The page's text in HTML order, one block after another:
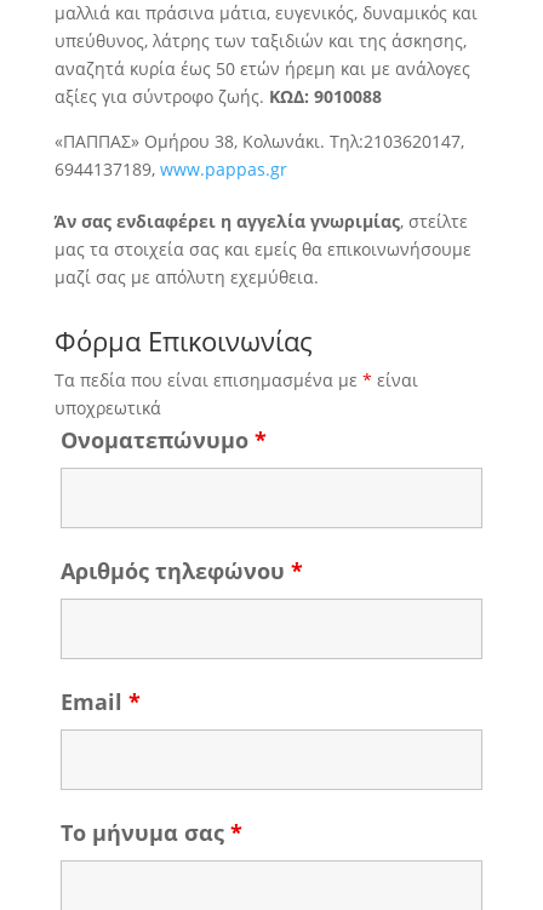
μαλλιά και πράσινα μάτια, ευγενικός, δυναμικός και
υπεύθυνος, λάτρης των ταξιδιών και της άσκησης,
αναζητά κυρία έως 50 ετών ήρεμη και με ανάλογες
αξίες για σύντροφο ζωής. ΚΩΔ: 9010088
«ΠΑΠΠΑΣ» Ομήρου 38, Κολωνάκι. Τηλ:2103620147,
6944137189, www.pappas.gr
Άν σας ενδιαφέρει η αγγελία γνωριμίας, στείλτε
μας τα στοιχεία σας και εμείς θα επικοινωνήσουμε
μαζί σας με απόλυτη εχεμύθεια.
Φόρμα Επικοινωνίας
Τα πεδία που είναι επισημασμένα με * είναι
υποχρεωτικά
Ονοματεπώνυμο *
Αριθμός τηλεφώνου *
Email *
Το μήνυμα σας *